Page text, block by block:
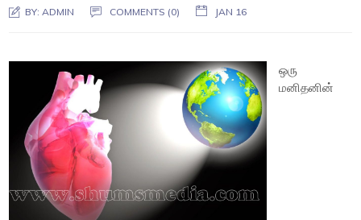
BY:ADMIN COMMENTS (0) JAN 16
ஒரு
மனிதனின்